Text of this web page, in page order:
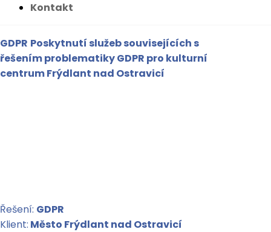
Kontakt
GDPR Poskytnutí služeb souvisejících s
řešením problematiky GDPR pro kulturní
centrum Frýdlant nad Ostravicí
Řešení: GDPR
Klient: Město Frýdlant nad Ostravicí